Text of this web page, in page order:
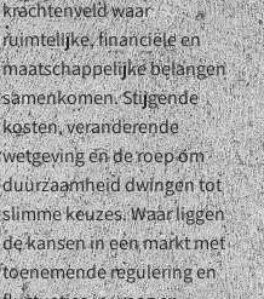
krachtenveld waar
ruimtelijke, financiële en
maatschappelijke belangen
samenkomen. Stijgende
kosten, veranderende
wetgeving en de roep om
duurzaamheid dwingen tot
slimme keuzes. Waar liggen
de kansen in een markt met
toenemende regulering en